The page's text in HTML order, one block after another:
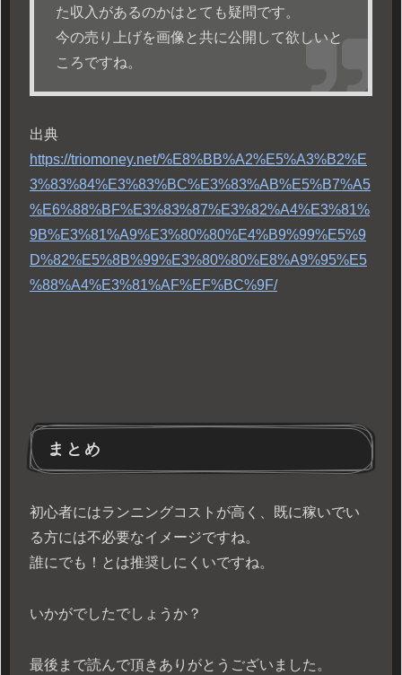
た収入があるのかはとても疑問です。
今の売り上げを画像と共に公開して欲しいと
ころですね。
出典
https://triomoney.net/%E8%BB%A2%E5%A3%B2%E
3%83%84%E3%83%BC%E3%83%AB%E5%B7%A5
%E6%88%BF%E3%83%87%E3%82%A4%E3%81%
9B%E3%81%A9%E3%80%80%E4%B9%99%E5%9
D%82%E5%8B%99%E3%80%80%E8%A9%95%E5
%88%A4%E3%81%AF%EF%BC%9F/
まとめ
初心者にはランニングコストが高く、既に稼いでい
る方には不必要なイメージですね。
誰にでも！とは推奨しにくいですね。
いかがでしたでしょうか？
最後まで読んで頂きありがとうございました。